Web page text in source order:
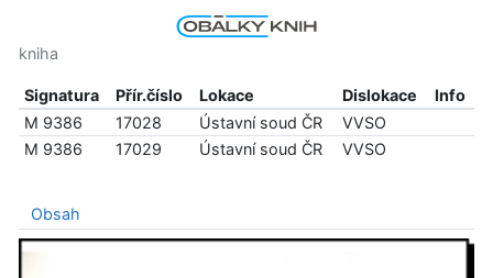
kniha
Signatura Přír.číslo Lokace Dislokace
Info
M 9386
17028 Ústavní soud ČR
VVSO
M 9386
17029 Ústavní soud ČR VVSO
Obsah